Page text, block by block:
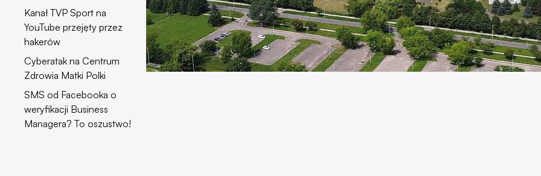
Kanał TVP Sport na
YouTube przejęty przez
hakerów
Cyberatak na Centrum
Zdrowia Matki Polki
SMS od Facebooka o
weryfikacji Business
Managera? To oszustwo!